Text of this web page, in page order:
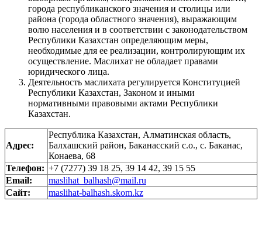
города республиканского значения и столицы или
района (города областного значения), выражающим
волю населения и в соответствии с законодательством
Республики Казахстан определяющим меры,
необходимые для ее реализации, контролирующим их
осуществление. Маслихат не обладает правами
юридического лица.
Деятельность маслихата регулируется Конституцией
Республики Казахстан, Законом и иными
нормативными правовыми актами Республики
Казахстан.
Адрес:
Республика Казахстан, Алматинская область,
Балхашский район, Баканасский с.о., с. Баканас,
Конаева, 68
Телефон: +7 (7277) 39 18 25, 39 14 42, 39 15 55
Email:
maslihat_balhash@mail.ru
Сайт:
maslihat-balhash.skom.kz